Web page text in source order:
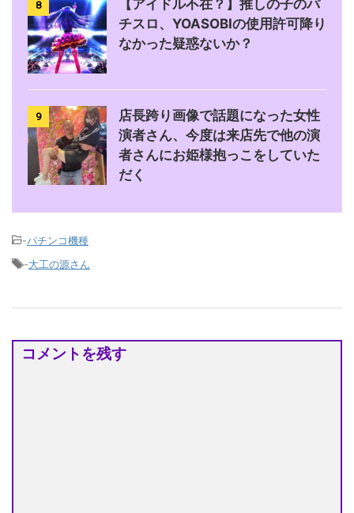
8
【アイドル不在？】推しの子のパ
チスロ、YOASOBIの使用許可降り
なかった疑惑ないか？
9
店長跨り画像で話題になった女性
演者さん、今度は来店先で他の演
者さんにお姫様抱っこをしていた
だく
-パチンコ機種
-大工の源さん
コメントを残す